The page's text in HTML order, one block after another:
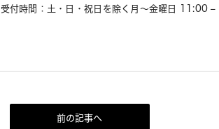
受付時間：土・日・祝日を除く月～金曜日 11:00
前の記事へ